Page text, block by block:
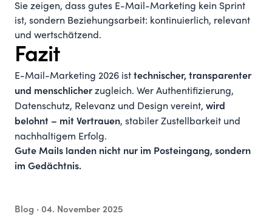
Sie zeigen, dass gutes E-Mail-Marketing kein Sprint
ist, sondern Beziehungsarbeit: kontinuierlich, relevant
und wertschätzend.
Fazit
E-Mail-Marketing 2026 ist technischer, transparenter
und menschlicherzugleich. Wer Authentifizierung,
Datenschutz, Relevanz und Design vereint, wird
belohnt – mit Vertrauen, stabiler Zustellbarkeit und
nachhaltigem Erfolg.
Gute Mails landen nicht nur im Posteingang, sondern
im Gedächtnis.
Blog · 04. November 2025